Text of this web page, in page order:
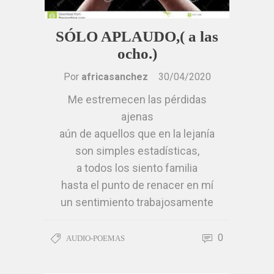
lamiendo huellas del pasado
que yo misma dibujé en tus
huesos.
No soporto bien la soledad
de este naufragio,
la fina arboladura de un velero
en la mirada azul de tus ojos,
si mi nombre ondea
o se sostiene en el grátil del foque
no habrá tormenta que retenga
en un mar de caracolas.
SÓLO APLAUDO,( a las
ocho.)
Por africasanchez 30/04/2020
Me estremecen las pérdidas
ajenas
aún de aquellos que en la lejanía
son simples estadísticas,
a todos los siento familia
hasta el punto de renacer en mí
un sentimiento trabajosamente
llamado culpa,
AUDIO-POEMAS 0